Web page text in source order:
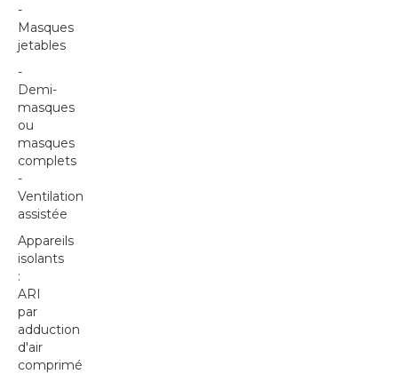
-
Masques
jetables
-
Demi-
masques
ou
masques
complets
-
Ventilation
assistée
Appareils
isolants
:
ARI
par
adduction
d'air
comprimé